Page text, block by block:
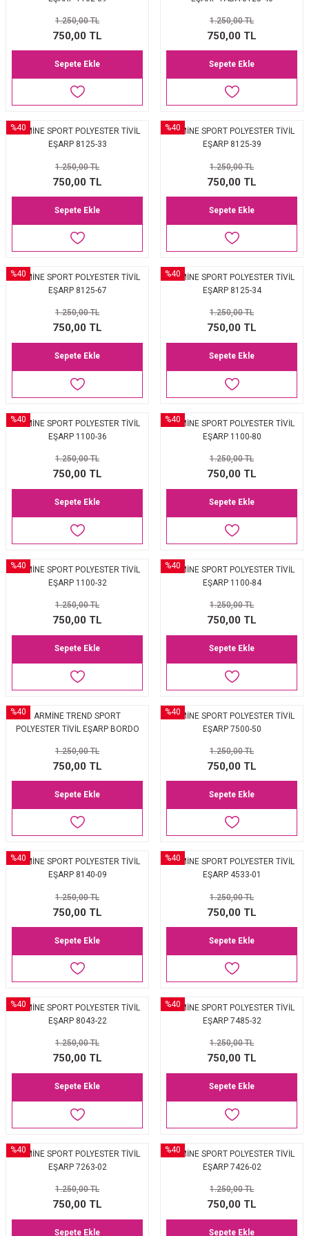
EŞARP 2025-2026 SONBAHAR KIŞ
JAKAR ŞAL
1.250,00 TL
750,00 TL
Sepete Ekle
1.250,00 TL
750,00 TL
Sepete Ekle
%40
ARMİNE SPORT POLYESTER TİVİL
EŞARP 8125-33
1.250,00 TL
750,00 TL
Sepete Ekle
%40
ARMİNE SPORT POLYESTER TİVİL
EŞARP 8125-39
1.250,00 TL
750,00 TL
Sepete Ekle
%40
ARMİNE SPORT POLYESTER TİVİL
EŞARP 8125-67
1.250,00 TL
750,00 TL
Sepete Ekle
%40
ARMİNE SPORT POLYESTER TİVİL
EŞARP 8125-34
1.250,00 TL
750,00 TL
Sepete Ekle
%40
ARMİNE SPORT POLYESTER TİVİL
EŞARP 1100-36
1.250,00 TL
750,00 TL
Sepete Ekle
%40
ARMİNE SPORT POLYESTER TİVİL
EŞARP 1100-80
1.250,00 TL
750,00 TL
Sepete Ekle
%40
ARMİNE SPORT POLYESTER TİVİL
EŞARP 1100-32
1.250,00 TL
750,00 TL
Sepete Ekle
%40
ARMİNE SPORT POLYESTER TİVİL
EŞARP 1100-84
1.250,00 TL
750,00 TL
Sepete Ekle
%40
ARMİNE TREND SPORT
POLYESTER TİVİL EŞARP BORDO
1.250,00 TL
750,00 TL
Sepete Ekle
%40
ARMİNE SPORT POLYESTER TİVİL
EŞARP 7500-50
1.250,00 TL
750,00 TL
Sepete Ekle
%40
ARMİNE SPORT POLYESTER TİVİL
EŞARP 8140-09
1.250,00 TL
750,00 TL
Sepete Ekle
%40
ARMİNE SPORT POLYESTER TİVİL
EŞARP 4533-01
1.250,00 TL
750,00 TL
Sepete Ekle
%40
ARMİNE SPORT POLYESTER TİVİL
EŞARP 8043-22
1.250,00 TL
750,00 TL
Sepete Ekle
%40
ARMİNE SPORT POLYESTER TİVİL
EŞARP 7485-32
1.250,00 TL
750,00 TL
Sepete Ekle
%40
ARMİNE SPORT POLYESTER TİVİL
EŞARP 7263-02
1.250,00 TL
750,00 TL
Sepete Ekle
%40
ARMİNE SPORT POLYESTER TİVİL
EŞARP 7426-02
1.250,00 TL
750,00 TL
Sepete Ekle